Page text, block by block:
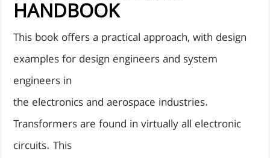
HANDBOOK
This book offers a practical approach, with design
examples for design engineers and system
engineers in
the electronics and aerospace industries.
Transformers are found in virtually all electronic
circuits. This